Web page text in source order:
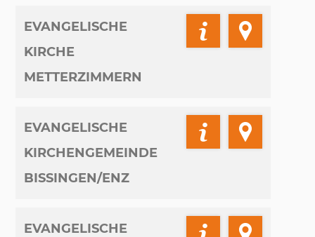
EVANGELISCHE
KIRCHE
METTERZIMMERN
EVANGELISCHE
KIRCHENGEMEINDE
BISSINGEN/ENZ
EVANGELISCHE